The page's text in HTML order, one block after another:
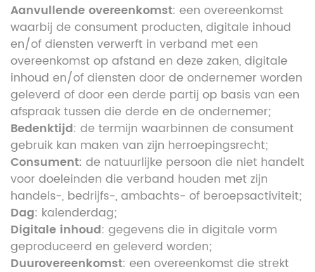
Aanvullende overeenkomst: een overeenkomst
waarbij de consument producten, digitale inhoud
en/of diensten verwerft in verband met een
overeenkomst op afstand en deze zaken, digitale
inhoud en/of diensten door de ondernemer worden
geleverd of door een derde partij op basis van een
afspraak tussen die derde en de ondernemer;
Bedenktijd: de termijn waarbinnen de consument
gebruik kan maken van zijn herroepingsrecht;
Consument: de natuurlijke persoon die niet handelt
voor doeleinden die verband houden met zijn
handels-, bedrijfs-, ambachts- of beroepsactiviteit;
Dag: kalenderdag;
Digitale inhoud: gegevens die in digitale vorm
geproduceerd en geleverd worden;
Duurovereenkomst: een overeenkomst die strekt